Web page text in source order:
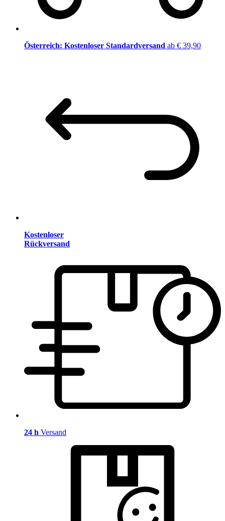
Österreich: Kostenloser Standardversand ab € 39,90
Kostenloser
Rückversand
24 h Versand